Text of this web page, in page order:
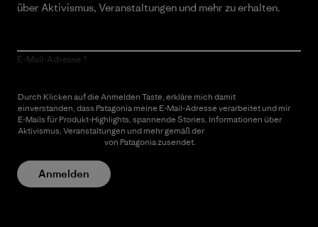
über Aktivismus, Veranstaltungen und mehr zu erhalten.
E-Mail-Adresse
Durch Klicken auf die Anmelden Taste, erkläre mich damit
einverstanden, dass Patagonia meine E-Mail-Adresse verarbeitet und mir
E-Mails für Produkt-Highlights, spannende Stories, Informationen über
Aktivismus, Veranstaltungen und mehr gemäß der
von Patagonia zusendet.
Anmelden